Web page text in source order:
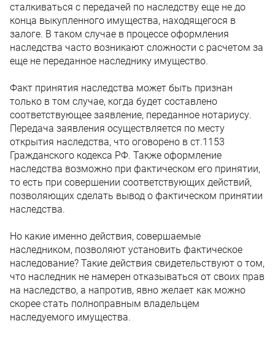
сталкиваться с передачей по наследству еще не до
конца выкупленного имущества, находящегося в
залоге. В таком случае в процессе оформления
наследства часто возникают сложности с расчетом за
еще не переданное наследнику имущество.
Факт принятия наследства может быть признан
только в том случае, когда будет составлено
соответствующее заявление, переданное нотариусу.
Передача заявления осуществляется по месту
открытия наследства, что оговорено в ст.1153
Гражданского кодекса РФ. Также оформление
наследства возможно при фактическом его принятии,
то есть при совершении соответствующих действий,
позволяющих сделать вывод о фактическом принятии
наследства.
Но какие именно действия, совершаемые
наследником, позволяют установить фактическое
наследование? Такие действия свидетельствуют о том,
что наследник не намерен отказываться от своих прав
на наследство, а напротив, явно желает как можно
скорее стать полноправным владельцем
наследуемого имущества.